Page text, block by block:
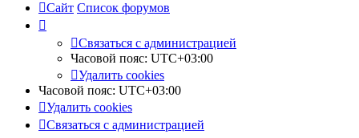
Сайт Список форумов
Связаться с администрацией
Часовой пояс: UTC+03:00
Удалить cookies
Часовой пояс: UTC+03:00
Удалить cookies
Связаться с администрацией